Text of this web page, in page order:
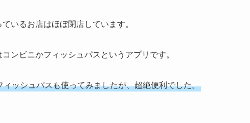
いるお店はほぼ閉店しています。
ンビニかフィッシュパスというアプリです。
ッシュパスも使ってみましたが、超絶便利でした。